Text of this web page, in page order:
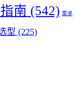
南 (542) 需求
型 (225)